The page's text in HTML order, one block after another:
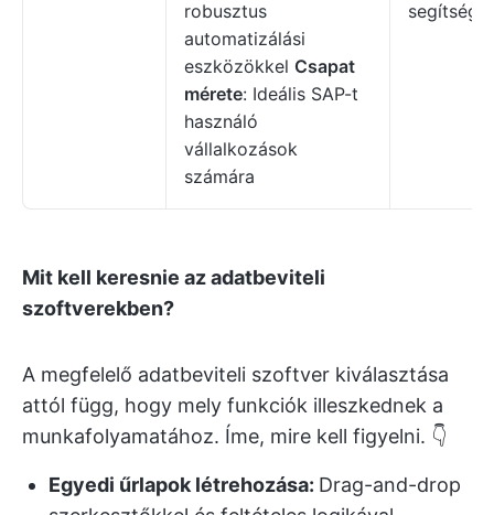
robusztus
automatizálási
eszközökkel Csapat
mérete: Ideális SAP-t
használó
vállalkozások
számára
Mit kell keresnie az adatbeviteli
szoftverekben?
A megfelelő adatbeviteli szoftver kiválasztása
attól függ, hogy mely funkciók illeszkednek a
munkafolyamatához. Íme, mire kell figyelni. 👇
Egyedi űrlapok létrehozása: Drag-and-drop